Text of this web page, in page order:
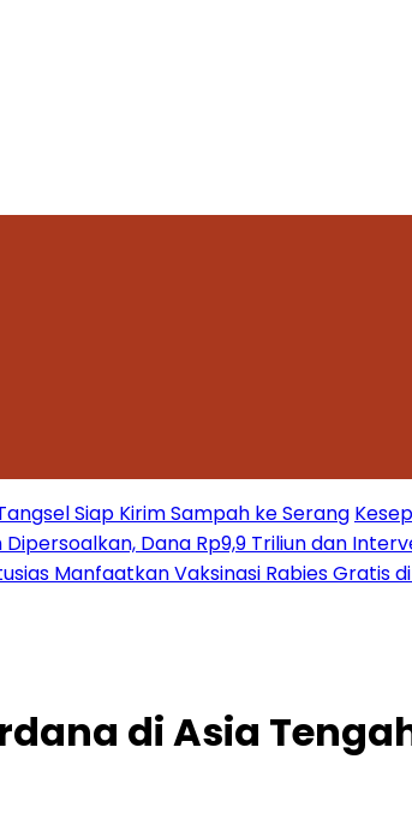
Siap Kirim Sampah ke Serang
Dana Rp9,9 Triliun dan
Manfaatkan Vaksinasi Rabies Gratis
di Asia